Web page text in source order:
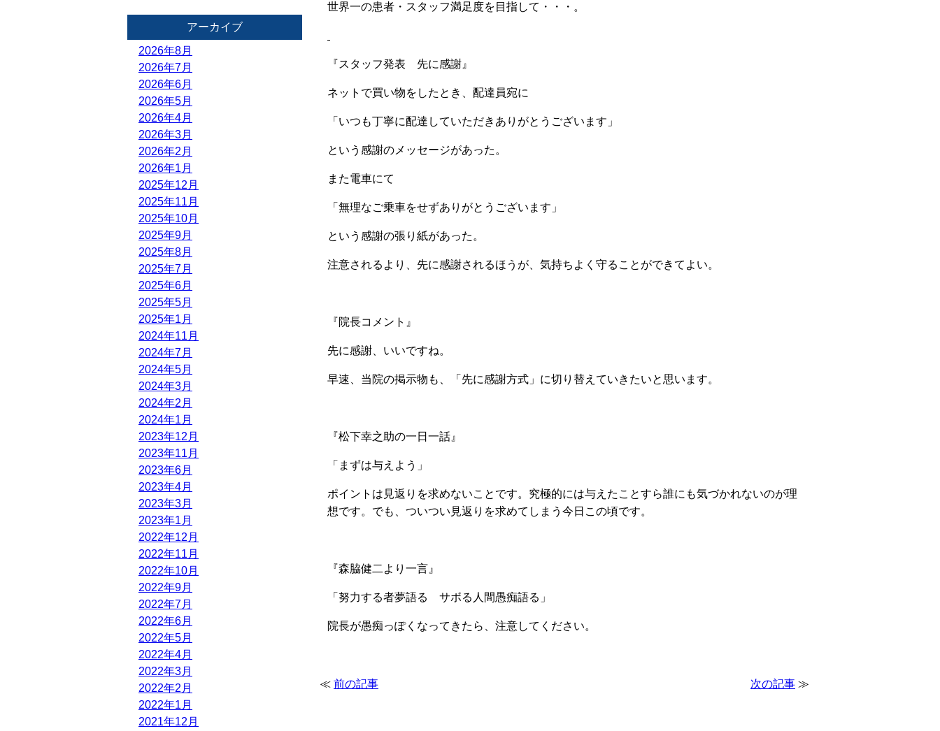
世界一の患者・スタッフ満足度を目指して・・・。
『スタッフ発表 先に感謝』
ネットで買い物をしたとき、配達員宛に
「いつも丁寧に配達していただきありがとうございます」
という感謝のメッセージがあった。
また電車にて
「無理なご乗車をせずありがとうございます」
という感謝の張り紙があった。
注意されるより、先に感謝されるほうが、気持ちよく守ることができてよい。
『院長コメント』
先に感謝、いいですね。
早速、当院の掲示物も、「先に感謝方式」に切り替えていきたいと思います。
『松下幸之助の一日一話』
「まずは与えよう」
ポイントは見返りを求めないことです。究極的には与えたことすら誰にも気づかれないのが理
想です。でも、ついつい見返りを求めてしまう今日この頃です。
『森脇健二より一言』
「努力する者夢語る サボる人間愚痴語る」
院長が愚痴っぽくなってきたら、注意してください。
≪ 前の記事 次の記事 ≫
アーカイブ
2026年8月
2026年7月
2026年6月
2026年5月
2026年4月
2026年3月
2026年2月
2026年1月
2025年12月
2025年11月
2025年10月
2025年9月
2025年8月
2025年7月
2025年6月
2025年5月
2025年1月
2024年11月
2024年7月
2024年5月
2024年3月
2024年2月
2024年1月
2023年12月
2023年11月
2023年6月
2023年4月
2023年3月
2023年1月
2022年12月
2022年11月
2022年10月
2022年9月
2022年7月
2022年6月
2022年5月
2022年4月
2022年3月
2022年2月
2022年1月
2021年12月